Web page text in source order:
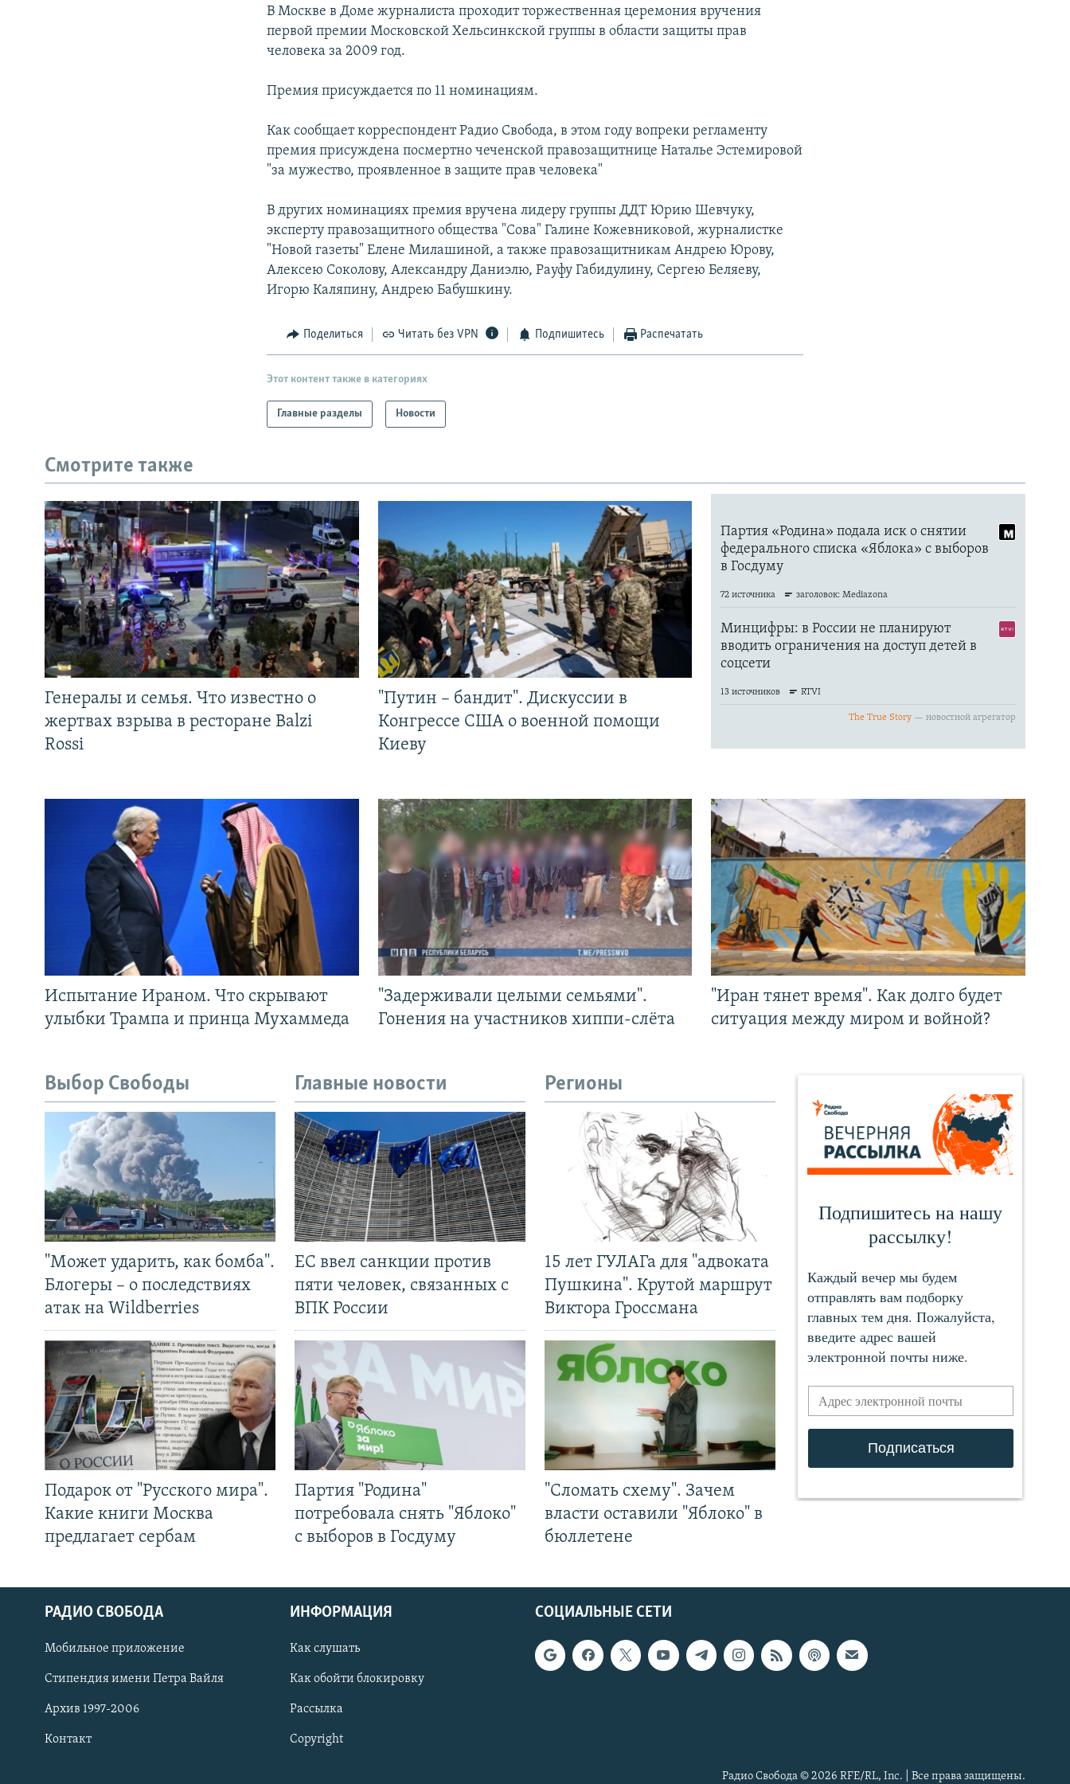
СОЦИАЛЬНЫЕ СЕТИ
В Москве в Доме журналиста проходит торжественная церемония вручения
первой премии Московской Хельсинкской группы в области защиты прав
человека за 2009 год.
Премия присуждается по 11 номинациям.
Как сообщает корреспондент Радио Свобода, в этом году вопреки регламенту
премия присуждена посмертно чеченской правозащитнице Наталье Эстемировой
"за мужество, проявленное в защите прав человека"
В других номинациях премия вручена лидеру группы ДДТ Юрию Шевчуку,
эксперту правозащитного общества "Сова" Галине Кожевниковой, журналистке
"Новой газеты" Елене Милашиной, а также правозащитникам Андрею Юрову,
Алексею Соколову, Александру Даниэлю, Рауфу Габидулину, Сергею Беляеву,
Игорю Каляпину, Андрею Бабушкину.
Поделиться Читать без VPN Подпишитесь Распечатать
Этот контент также в категориях
Главные разделы Новости
Смотрите также
Генералы и семья. Что известно о
жертвах взрыва в ресторане Balzi
Rossi
"Путин – бандит". Дискуссии в
Конгрессе США о военной помощи
Киеву
Испытание Ираном. Что скрывают
улыбки Трампа и принца Мухаммеда
"Задерживали целыми семьями".
Гонения на участников хиппи-слёта
"Иран тянет время". Как долго будет
ситуация между миром и войной?
Выбор Свободы
"Может ударить, как бомба".
Блогеры – о последствиях
атак на Wildberries
Подарок от "Русского мира".
Какие книги Москва
предлагает сербам
Главные новости
ЕС ввел санкции против
пяти человек, связанных с
ВПК России
Партия "Родина"
потребовала снять "Яблоко"
с выборов в Госдуму
Регионы
15 лет ГУЛАГа для "адвоката
Пушкина". Крутой маршрут
Виктора Гроссмана
"Сломать схему". Зачем
власти оставили "Яблоко" в
бюллетене
СОЦИАЛЬНЫЕ СЕТИ
РАДИО СВОБОДА
Мобильное приложение
Стипендия имени Петра Вайля
Архив 1997-2006
Контакт
ИНФОРМАЦИЯ
Как слушать
Как обойти блокировку
Рассылка
Copyright
Радио Свобода © 2026 RFE/RL, Inc. | Все права защищены.